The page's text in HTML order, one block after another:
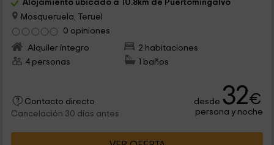
Alojamiento ubicado a 10.8km de Puertomingalvo
Mosqueruela, Teruel
0 opiniones
Alquiler íntegro
2 habitaciones
4 personas
1 baños
Contacto directo
Cancelación 30 días antes
desde 32€
persona y noche